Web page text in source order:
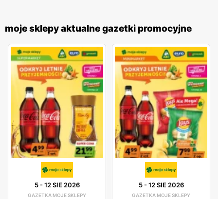
moje sklepy aktualne gazetki promocyjne
5-12 SIE 2026
GAZETKA MOJE SKLEPY
5-12 SIE 2026
GAZETKA MOJE SKLEPY